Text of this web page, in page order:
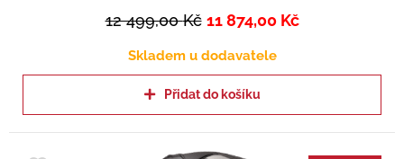
12 499,00Kč 11 874,00 Kč
Skladem u dodavatele
Přidat do košíku